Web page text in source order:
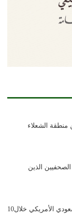
الشعلاء
الصحفيين الذين
عين الإنسانية: ضحايا العدوان السعودي الأمريكي خلال10